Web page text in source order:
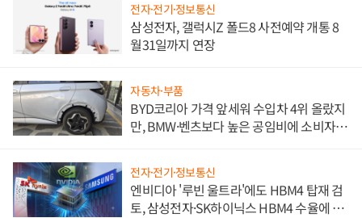
전자·전기·정보통신
삼성전자, 갤럭시Z 폴드8 사전예약 개통 8
월31일까지 연장
자동차·부품
BYD코리아 가격 앞세워 수입차 4위 올랐지
만, BMW·벤츠보다 높은 공임비에 소비자
전자·전기·정보통신
엔비디아 '루빈 울트라'에도 HBM4 탑재 검
토, 삼성전자·SK하이닉스 HBM4 수율에 주